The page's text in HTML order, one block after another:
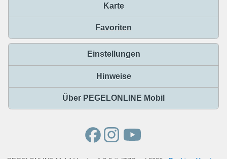
Karte
Favoriten
Einstellungen
Hinweise
Über PEGELONLINE Mobil